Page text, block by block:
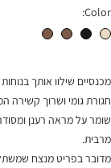
Color:
מכנסי קארין טבעימכנסי קארין שחורים
מכנסי קארין חום מכנסי קארין מנומר
מכנסיים שילוו אותך
חגורת גומי ושרוך
שומר על מראה רענן ומסודר
מרבית.
מדובר בפריט מנצח